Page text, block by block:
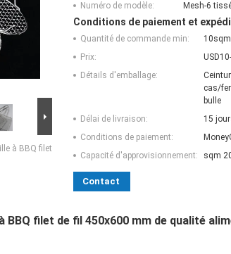
à BBQ filet
Numéro de modèle:
Mesh-6
Conditions de paiement et
Quantité de commande min:
10sqm
Prix:
Détails d'emballage:
cas/
bulle
Délai de livraison:
15
Conditions de paiement:
Capacité d'approvisionnement:
sqm
Contact
BBQ filet de fil 450x600 mm de qualité